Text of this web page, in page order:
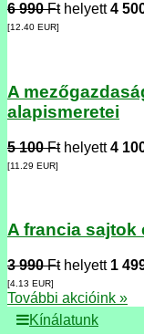
6 990 Fthelyett4
[12.40 EUR]
A
alapismeretei
5 100 Fthelyett4
[11.29 EUR]
A francia sajtok
3 990 Fthelyett 1
[4.13 EUR]
További akcióink »
Kínálatunk